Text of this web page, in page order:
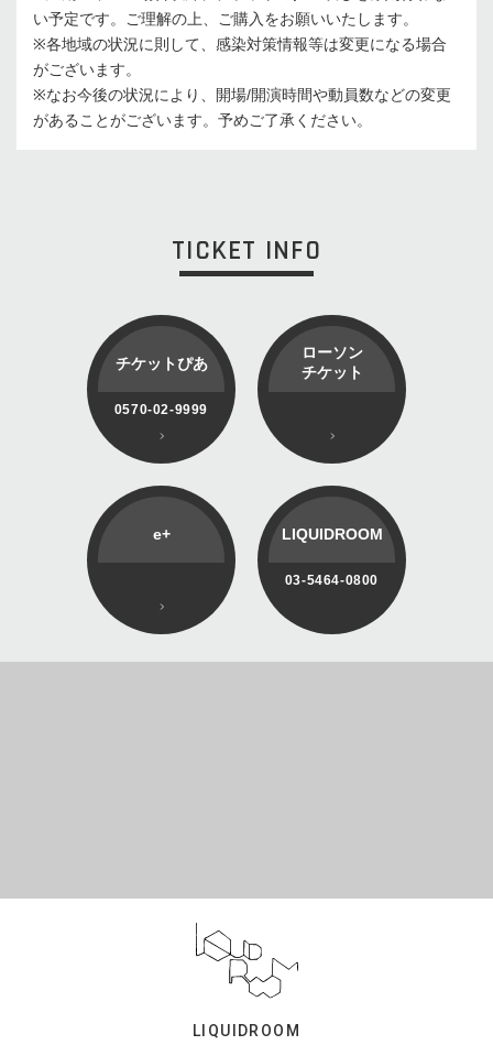
い予定です。ご理解の上、ご購入をお願いいたします。
※各地域の状況に則して、感染対策情報等は変更になる場合
がございます。
※なお今後の状況により、開場/開演時間や動員数などの変更
があることがございます。予めご了承ください。
TICKET INFO
チケットぴあ
0570-02-9999
ローソン
チケット
e+ LIQUIDROOM
03-5464-0800
LIQUIDROOM